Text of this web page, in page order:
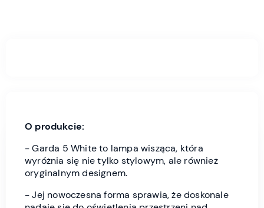
O produkcie:
- Garda 5 White to lampa wisząca, która
wyróżnia się nie tylko stylowym, ale również
oryginalnym designem.
- Jej nowoczesna forma sprawia, że doskonale